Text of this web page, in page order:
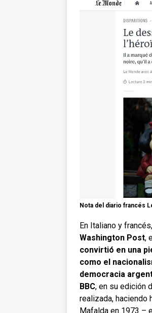
Nota del diario francés
En Italiano y
Washington Post,
convirtió en una
como el
democracia
BBC, en su edición
realizada, haciendo
Mafalda en 1973 –